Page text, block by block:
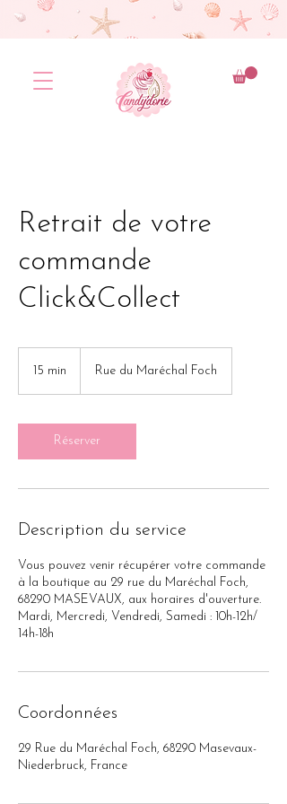
Retrait de votre
commande
Click&Collect
15 min
i
n
Rue du Maréchal Foch
Réserver
Description du service
Vous pouvez venir récupérer votre commande
à la boutique au 29 rue du Maréchal Foch,
68290 MASEVAUX, aux horaires d'ouverture.
Mardi, Mercredi, Vendredi, Samedi : 10h-12h/
14h-18h
Coordonnées
29 Rue du Maréchal Foch, 68290 Masevaux-
Niederbruck, France